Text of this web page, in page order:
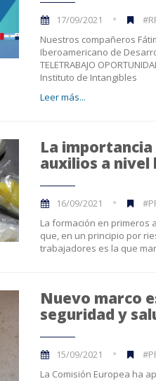
17/09/2021
Nuestros compañeros
Iberoamericano de
TELETRABAJO
Instituto de Intangibles
Leer más...
La
auxilios a nivel
16/09/2021
La formación en primeros
que, en un principio por
trabajadores es la que
Nuevo marco
seguridad y
15/09/2021
La Comisión Europea ha